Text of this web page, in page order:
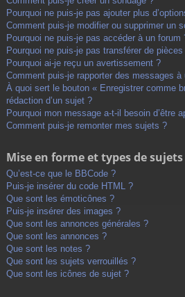
Pourquoi ne puis-je pas ajouter plus
Comment puis-je modifier ou supprimer un
Pourquoi ne puis-je pas accéder à un forum
Pourquoi ne puis-je pas transférer de
Pourquoi ai-je reçu un avertissement ?
Comment puis-je rapporter des messages à
À quoi sert le bouton « Enregistrer comme
rédaction d’un sujet ?
Pourquoi mon message a-t-il besoin d’être
Comment puis-je remonter mes sujets ?
Mise en forme et types de sujets
Qu’est-ce que le BBCode ?
Puis-je insérer du code HTML ?
Que sont les émoticônes ?
Puis-je insérer des images ?
Que sont les annonces générales ?
Que sont les annonces ?
Que sont les notes ?
Que sont les sujets verrouillés ?
Que sont les icônes de sujet ?